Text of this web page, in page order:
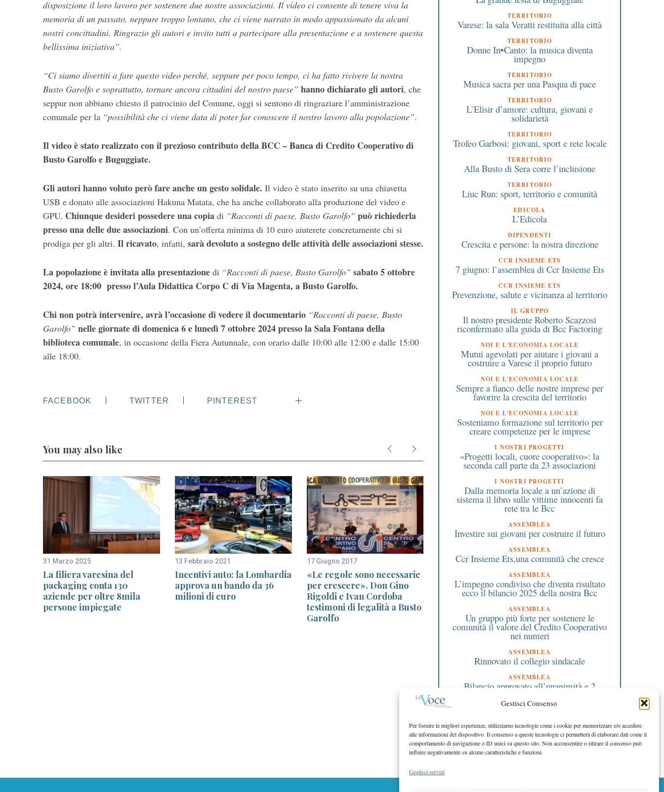
Gestisci Consenso
Per fornire le migliori esperienze, utilizziamo tecnologie come i cookie per memorizzare e/o accedere
alle informazioni del dispositivo. Il consenso a queste tecnologie ci permetterà di elaborare dati come il
comportamento di navigazione o ID unici su questo sito. Non acconsentire o ritirare il consenso può
influire negativamente su alcune caratteristiche e funzioni.
Gestisci servizi
disposizione il loro lavoro per sostenere due nostre associazioni. Il video ci consente di tenere viva la
memoria di un passato, neppure troppo lontano, che ci viene narrato in modo appassionato da alcuni
nostri concittadini. Ringrazio gli autori e invito tutti a partecipare alla presentazione e a sostenere questa
bellissima iniziativa”.
“Ci siamo divertiti a fare questo video perché, seppure per poco tempo, ci ha fatto rivivere la nostra
Busto Garolfo e soprattutto, tornare ancora cittadini del nostro paese” hanno dichiarato gli autori, che
seppur non abbiano chiesto il patrocinio del Comune, oggi si sentono di ringraziare l’amministrazione
comunale per la “possibilità che ci viene data di poter far conoscere il nostro lavoro alla popolazione”.
Il video è stato realizzato con il prezioso contributo della BCC – Banca di Credito Cooperativo di
Busto Garolfo e Buguggiate.
Gli autori hanno voluto però fare anche un gesto solidale. Il video è stato inserito su una chiavetta
USB e donato alle associazioni Hakuna Matata, che ha anche collaborato alla produzione del video e
GPU. Chiunque desideri possedere una copia di “Racconti di paese, Busto Garolfo” può richiederla
presso una delle due associazioni. Con un’offerta minima di 10 euro aiuterete concretamente chi si
prodiga per gli altri. Il ricavato, infatti, sarà devoluto a sostegno delle attività delle associazioni stesse.
La popolazione è invitata alla presentazione di “Racconti di paese, Busto Garolfo” sabato 5 ottobre
2024, ore 18:00 presso l’Aula Didattica Corpo C di Via Magenta, a Busto Garolfo.
Chi non potrà intervenire, avrà l’occasione di vedere il documentario “Racconti di paese, Busto
Garolfo” nelle giornate di domenica 6 e lunedì 7 ottobre 2024 presso la Sala Fontana della
biblioteca comunale, in occasione della Fiera Autunnale, con orario dalle 10:00 alle 12:00 e dalle 15:00
alle 18:00.
FACEBOOK TWITTER PINTEREST
You may also like
31 Marzo 2025
La filiera varesina del
packaging conta 130
aziende per oltre 8mila
persone impiegate
13 Febbraio 2021
Incentivi auto: la Lombardia
approva un bando da 36
milioni di euro
17 Giugno 2017
«Le regole sono necessarie
per crescere». Don Gino
Rigoldi e Ivan Cordoba
testimoni di legalità a Busto
Garolfo
2 Settembre 2017
Varese: parte il corso per
giovani volontari della
Croce Rossa
18 Dicembre 2025
come figura chiave a
della salute, della
dell’Insubria
TERRITORIO
Varese: la sala Veratti restituita alla città
TERRITORIO
Donne In•Canto: la musica diventa
impegno
TERRITORIO
Musica sacra per una Pasqua di pace
TERRITORIO
L’Elisir d’amore: cultura, giovani e
solidarietà
TERRITORIO
Trofeo Garbosi: giovani, sport e rete locale
TERRITORIO
Alla Busto di Sera corre l’inclusione
TERRITORIO
Liuc Run: sport, territorio e comunità
EDICOLA
L’Edicola
DIPENDENTI
Crescita e persone: la nostra direzione
CCR INSIEME ETS
7 giugno: l’assemblea di Ccr Insieme Ets
CCR INSIEME ETS
Prevenzione, salute e vicinanza al territorio
IL GRUPPO
Il nostro presidente Roberto Scazzosi
riconfermato alla guida di Bcc Factoring
NOI E L'ECONOMIA LOCALE
Mutui agevolati per aiutare i giovani a
costruire a Varese il proprio futuro
NOI E L'ECONOMIA LOCALE
Sempre a fianco delle nostre imprese per
favorire la crescita del territorio
NOI E L'ECONOMIA LOCALE
Sosteniamo formazione sul territorio per
creare competenze per le imprese
I NOSTRI PROGETTI
«Progetti locali, cuore cooperativo»: la
seconda call parte da 23 associazioni
I NOSTRI PROGETTI
Dalla memoria locale a un’azione di
sistema il libro sulle vittime innocenti fa
rete tra le Bcc
ASSEMBLEA
Investire sui giovani per costruire il futuro
ASSEMBLEA
Ccr Insieme Ets,una comunità che cresce
ASSEMBLEA
L’impegno condiviso che diventa risultato
ecco il bilancio 2025 della nostra Bcc
ASSEMBLEA
Un gruppo più forte per sostenere le
comunità il valore del Credito Cooperativo
nei numeri
ASSEMBLEA
Rinnovato il collegio sindacale
ASSEMBLEA
Bilancio approvato all’unanimità e 2
EDITORIALE PRESIDENTE
Costruire futuro insieme